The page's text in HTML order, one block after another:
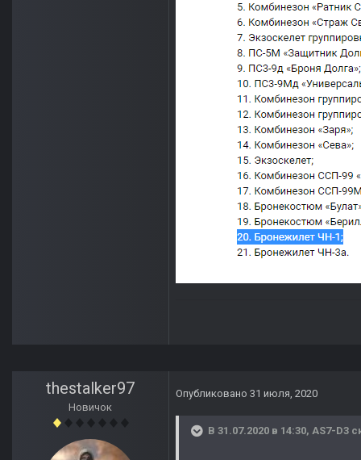
thestalker97
Новичок
Опубликовано 31 июля, 2020
В 31.07.2020 в 14:30, AS7-D3